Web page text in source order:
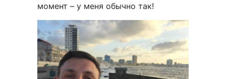
момент – у меня обычно так!